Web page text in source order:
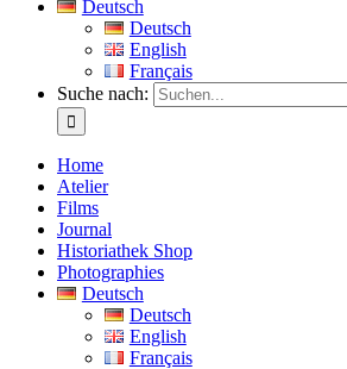
Deutsch
Deutsch
English
Français
Suche nach:
Home
Atelier
Films
Journal
Historiathek Shop
Photographies
Deutsch
Deutsch
English
Français